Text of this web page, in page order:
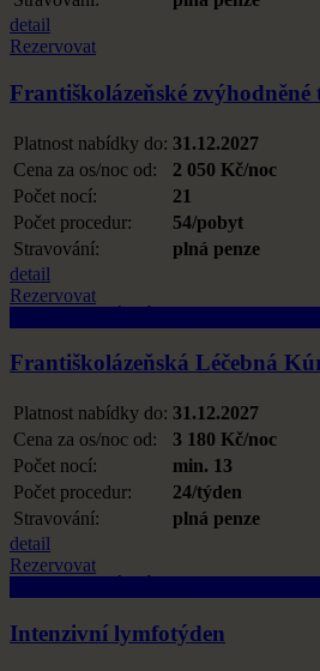
detail
Rezervovat
Františkolázeňské zvýhodněné
Platnost nabídky do: 31.12.2027
Cena za os/noc od:
2 050 Kč/noc
Počet nocí:
21
Počet procedur:
54/pobyt
Stravování:
plná penze
detail
Rezervovat
Františkolázeňská Léčebná
Platnost nabídky do: 31.12.2027
Cena za os/noc od:
3 180 Kč/noc
Počet nocí:
min. 13
Počet procedur:
24/týden
Stravování:
plná penze
detail
Rezervovat
Intenzivní lymfotýden